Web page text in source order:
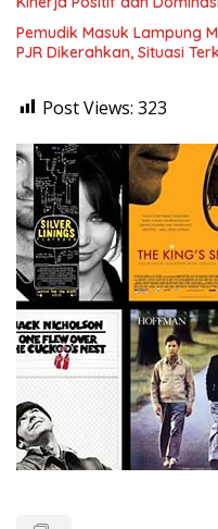
Pemudik Masuk Lampung
PJR Dikerahkan, Situasi
Post Views: 323